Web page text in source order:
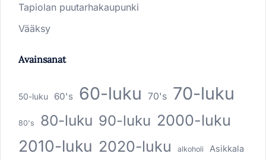
Tapiolan puutarhakaupunki
Vääksy
Avainsanat
50-luku 60's 60-luku 70's 70-luku
80's 80-luku 90-luku 2000-luku
2010-luku 2020-luku alkoholi Asikkala